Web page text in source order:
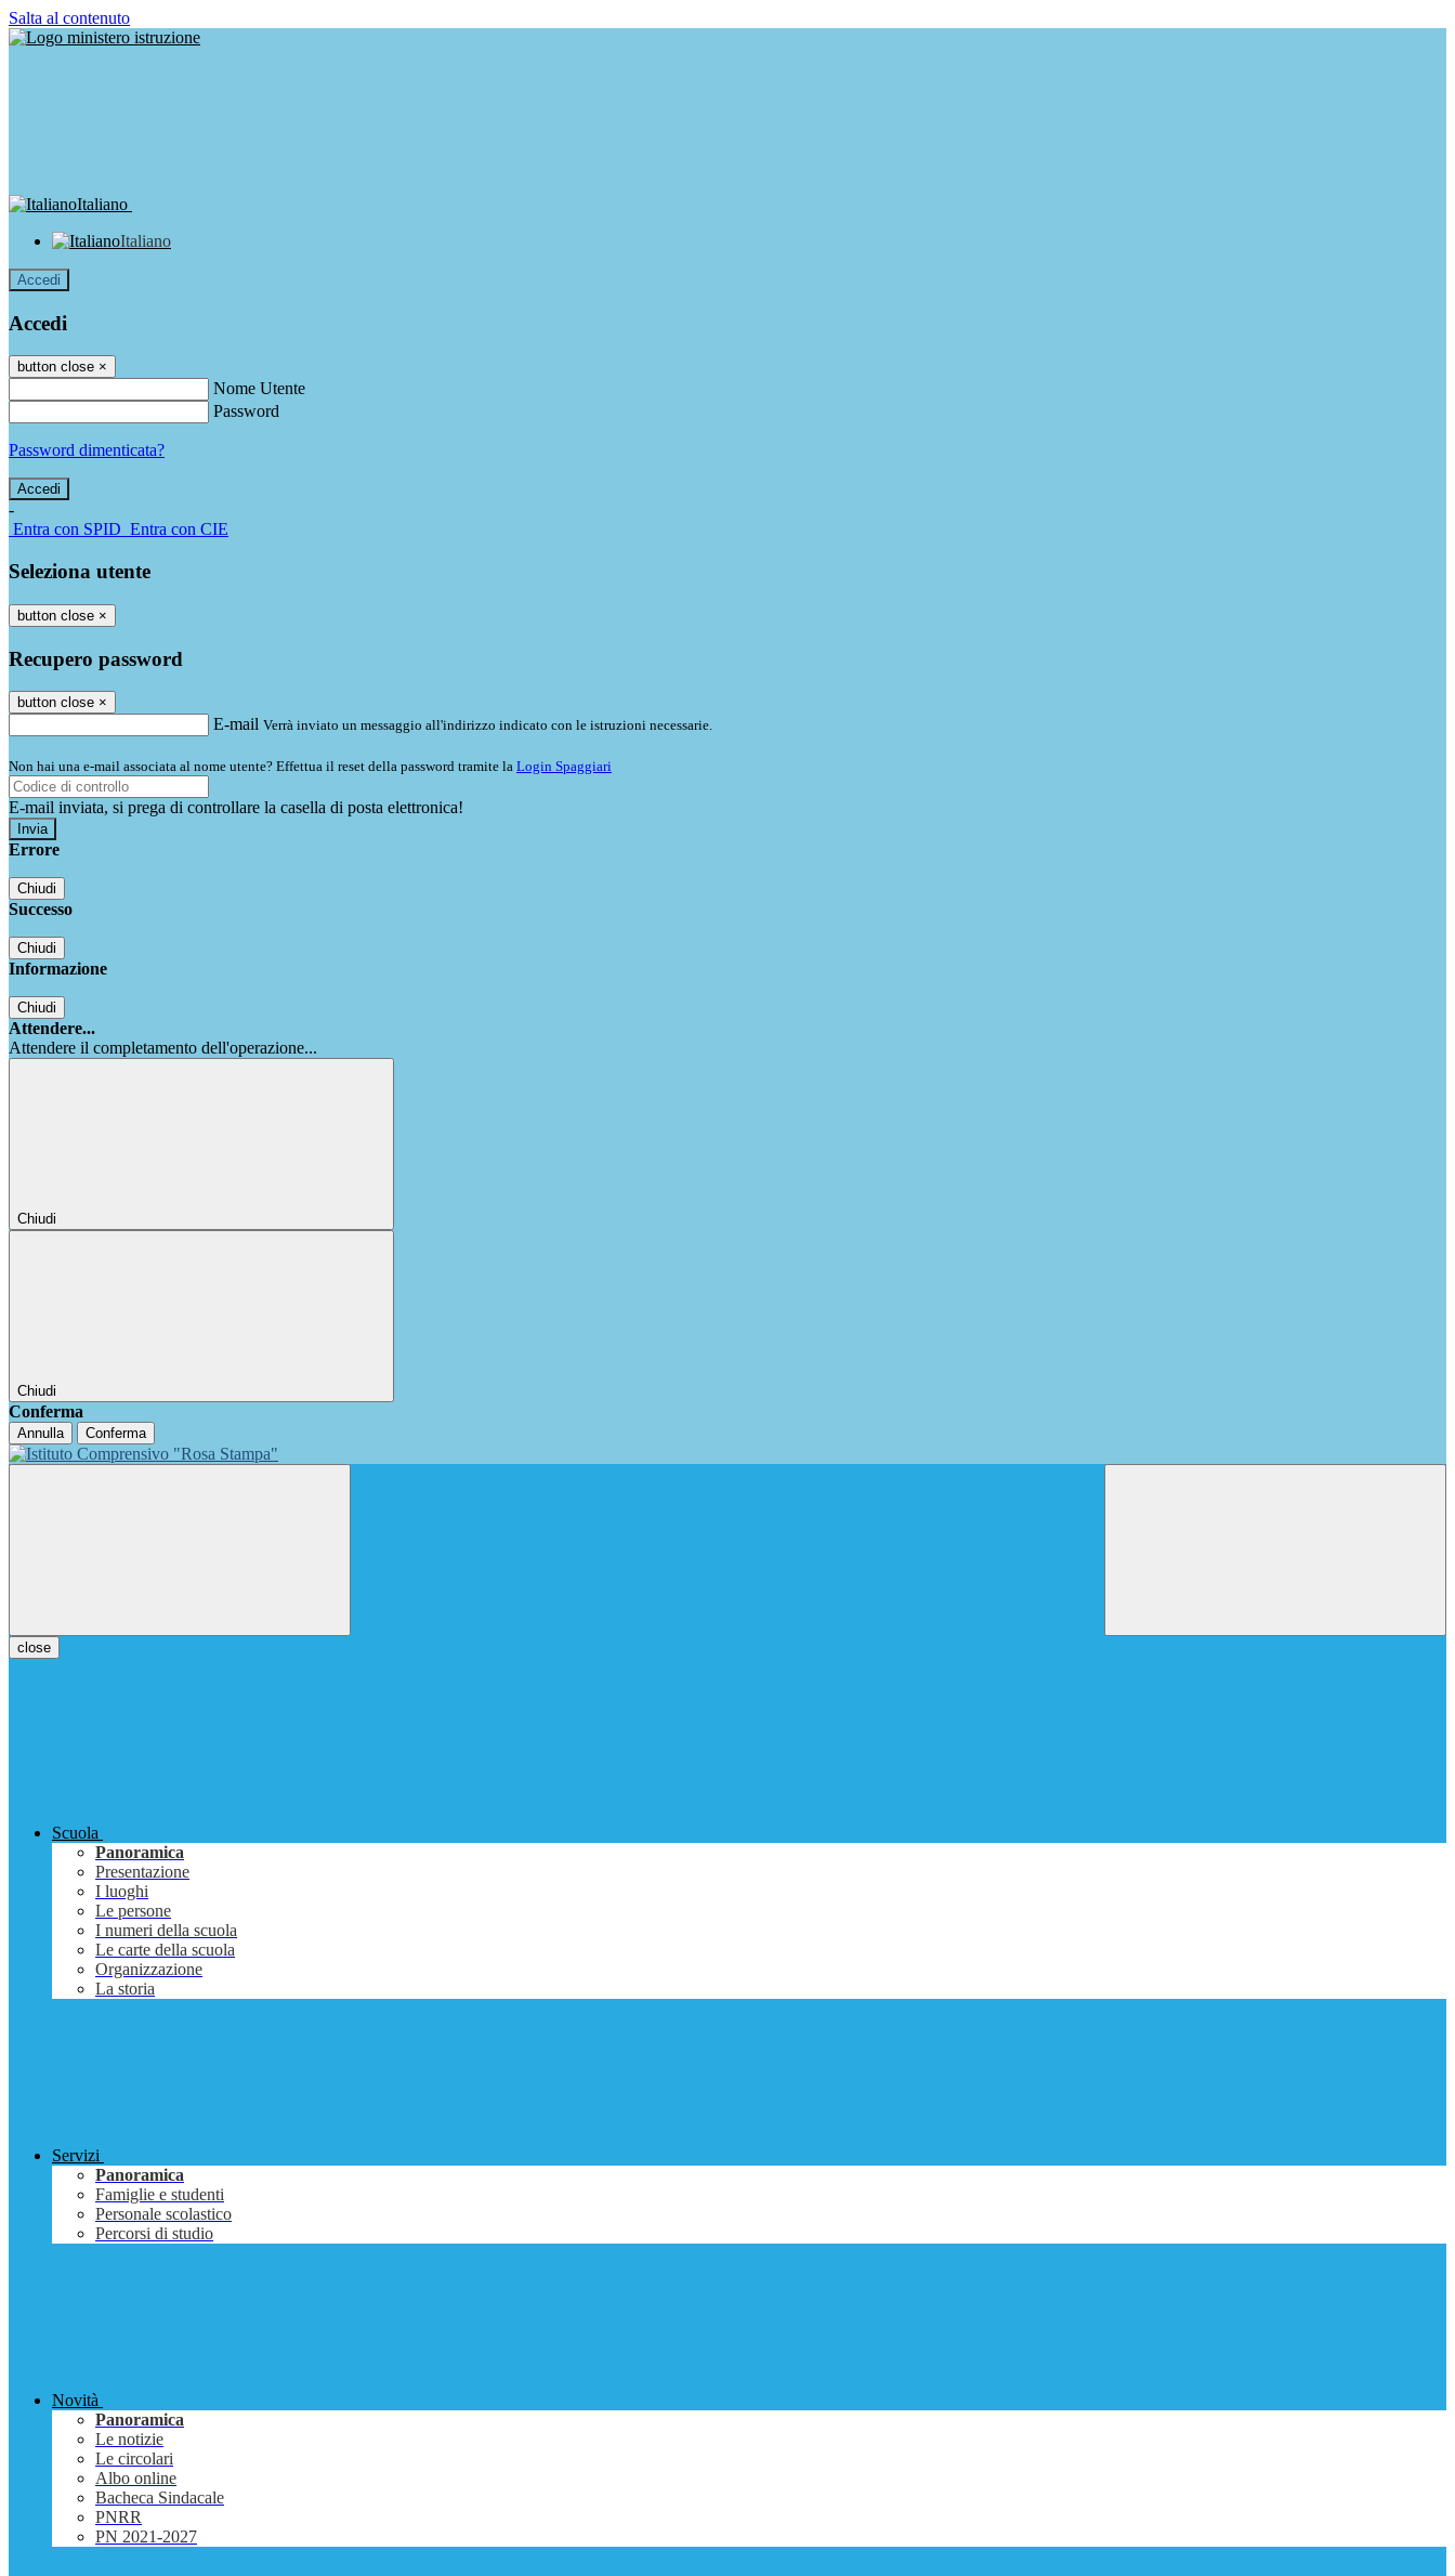
Salta al contenuto
Italiano
Italiano
Accedi
Accedi
button close ×
Nome Utente
Password
Password dimenticata?
-
Entra con SPID Entra con CIE
Seleziona utente
button close ×
Recupero password
button close ×
E-mail Verrà inviato un messaggio all'indirizzo indicato con le istruzioni necessarie.
Non hai una e-mail associata al nome utente? Effettua il reset della password tramite la Login Spaggiari
E-mail inviata, si prega di controllare la casella di posta elettronica!
Errore
Chiudi
Successo
Chiudi
Informazione
Chiudi
Attendere...
Attendere il completamento dell'operazione...
Chiudi
Chiudi
Conferma
Annulla Conferma
close
Scuola
Panoramica
Presentazione
I luoghi
Le persone
I numeri della scuola
Le carte della scuola
Organizzazione
La storia
Servizi
Panoramica
Famiglie e studenti
Personale scolastico
Percorsi di studio
Novità
Panoramica
Le notizie
Le circolari
Albo online
Bacheca Sindacale
PNRR
PN 2021-2027